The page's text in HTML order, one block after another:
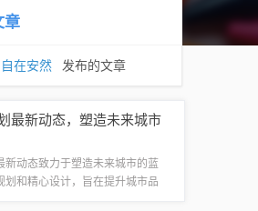
章
自在安然 发布的文章
最新动态，塑造未来城市
新动态致力于塑造未来城市的蓝
划和精心设计，旨在提升城市品